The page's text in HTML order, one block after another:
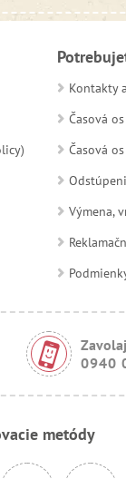
Kontakty
Časová
Časová
Výmena,
0940
metódy